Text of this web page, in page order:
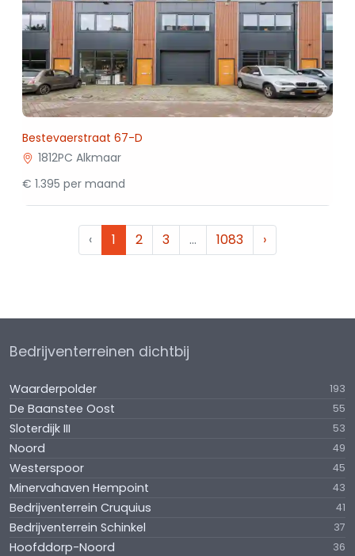
Bestevaerstraat 67-D
1812PC Alkmaar
€ 1.395 per maand
‹ 1 2 3 … 1083 ›
Bedrijventerreinen dichtbij
Waarderpolder 193
De Baanstee Oost 55
Sloterdijk III 53
Noord 49
Westerspoor 45
Minervahaven Hempoint 43
Bedrijventerrein Cruquius 41
Bedrijventerrein Schinkel 37
Hoofddorp-Noord 36